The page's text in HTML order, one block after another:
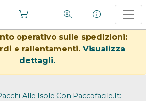
operativo sulle spedizioni:
e rallentamenti. Visualizza
dettagli.
Alle Isole Con Paccofacile.it: